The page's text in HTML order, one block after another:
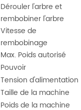
Dérouler l'arbre et
rembobiner l'arbre
Vitesse de
rembobinage
Max. Poids autorisé
Pouvoir
Tension d'alimentation
Taille de la machine
Poids de la machine